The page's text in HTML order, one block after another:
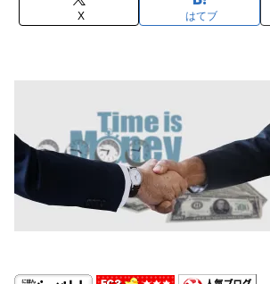
X はてブ